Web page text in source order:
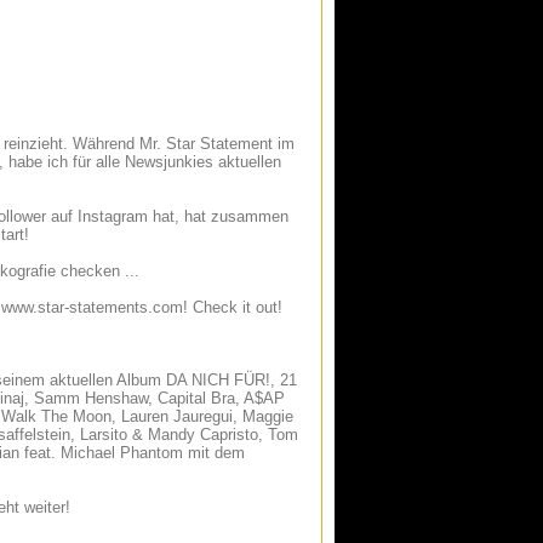
Während Mr. Star Statement im
ich für alle Newsjunkies aktuellen
auf Instagram hat, hat zusammen
checken ...
statements.com! Check it out!
aktuellen Album DA NICH FÜR!, 21
Samm Henshaw, Capital Bra, A$AP
The Moon, Lauren Jauregui, Maggie
Larsito & Mandy Capristo, Tom
feat. Michael Phantom mit dem
weiter!